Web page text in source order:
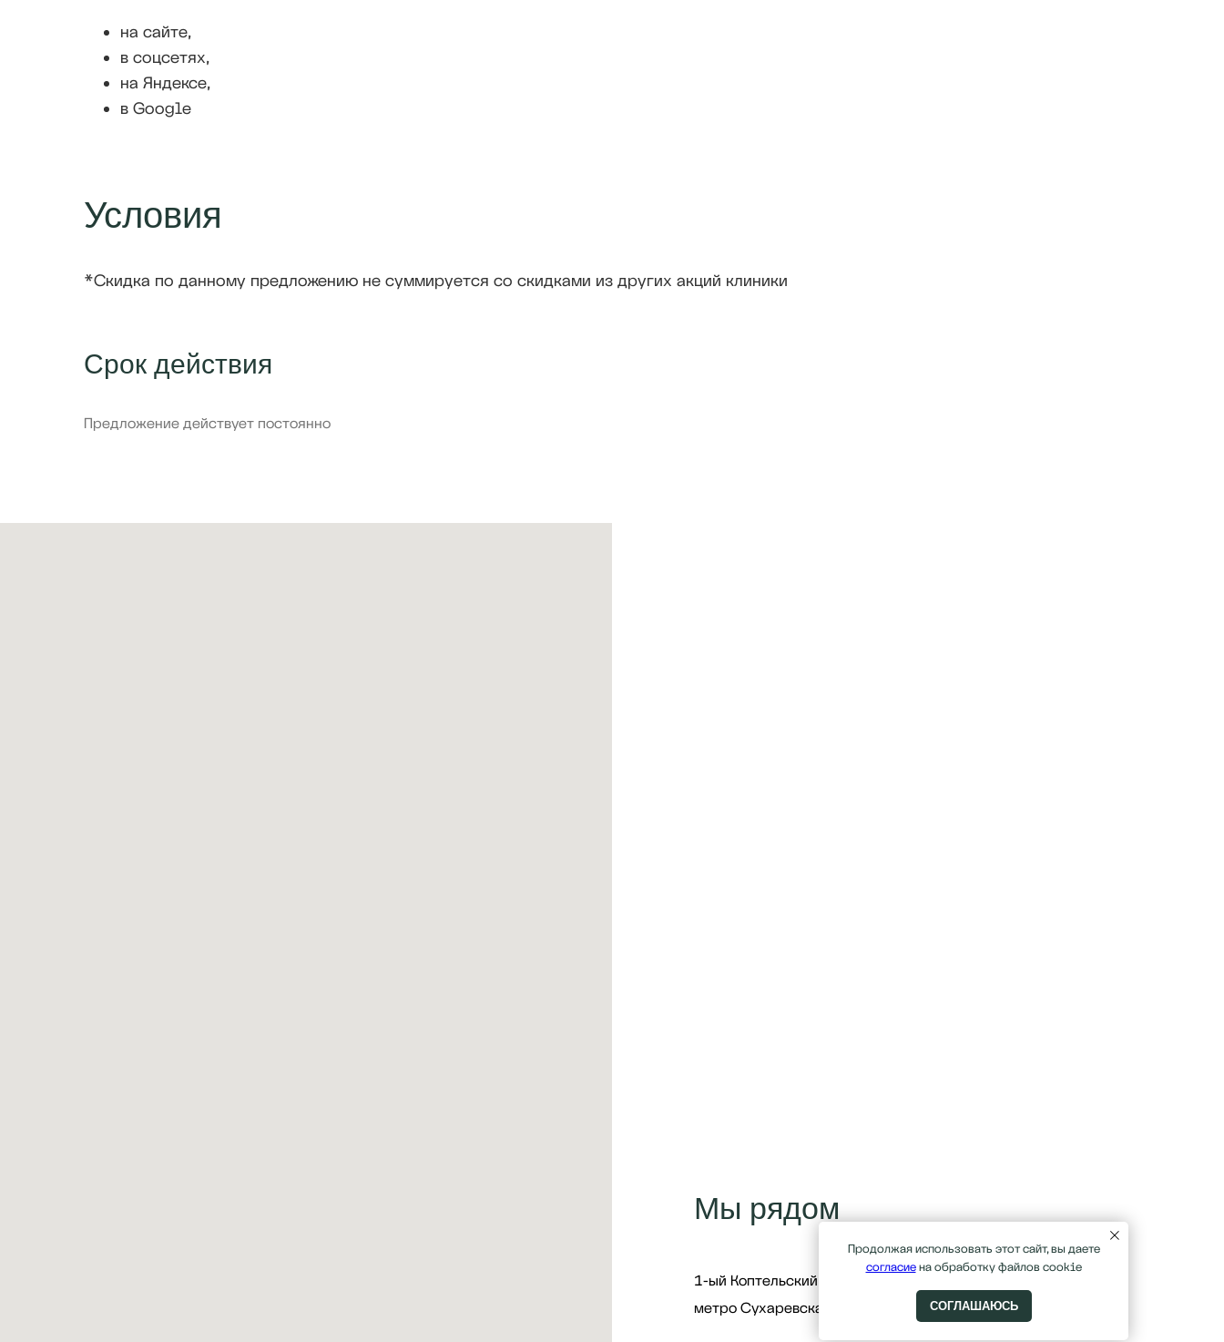
на сайте,
в соцсетях,
на Яндексе,
в Google
Условия
*Скидка по данному предложению не суммируется со скидками из других акций клиники
Срок действия
Предложение действует постоянно
Мы рядом
1-ый Коптельский переулок, дом 2/7, строение 1
метро Сухаревская
Продолжая использовать этот сайт, вы даете
согласиена обработку файлов cookie
СОГЛАШАЮСЬ